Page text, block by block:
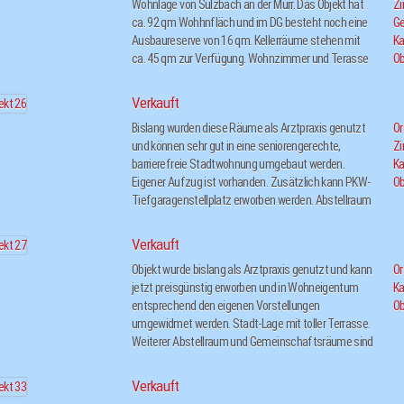
Wohnlage von Sulzbach an der Murr. Das Objekt hat
ca. 92 qm Wohhnfläch und im DG besteht noch eine
Ausbaureserve von 16 qm. Kellerräume stehen mit
ca. 45 qm zur Verfügung. Wohnzimmer und Terasse
Garten befindet sich ein Gartenhaus und ein
Gewäschshaus.
Verkauft
Bislang wurden diese Räume als Arztpraxis genutzt
und können sehr gut in eine seniorengerechte,
barrierefreie Stadtwohnung umgebaut werden.
Eigener Aufzug ist vorhanden. Zusätzlich kann PKW-
Tiefgaragenstellplatz erworben werden. Abstellraum
vorhanden.
Verkauft
Objekt wurde bislang als Arztpraxis genutzt und kann
jetzt preisgünstig erworben und in Wohneigentum
entsprechend den eigenen Vorstellungen
umgewidmet werden. Stadt-Lage mit toller Terrasse.
Weiterer Abstellraum und Gemeinschaftsräume sind
werden.
Verkauft